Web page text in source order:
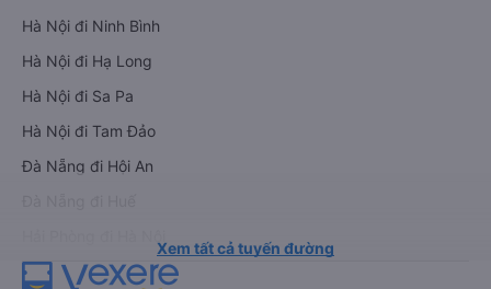
Hà Nội đi Ninh Bình
Hà Nội đi Hạ Long
Hà Nội đi Sa Pa
Hà Nội đi Tam Đảo
Đà Nẵng đi Hội An
Xem tất cả tuyến đường